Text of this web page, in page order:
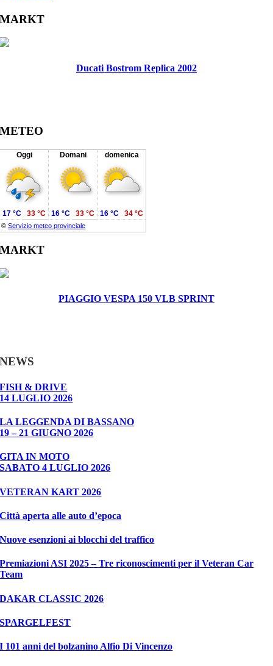
Facebook
Twitter
Reddit
LinkedIn
WhatsApp
Tumblr
Pinterest
Vk
Xing
Email
MARKT
Ducati Bostrom Replica 2002
METEO
Oggi Domani domenica
©Servizio meteo provinciale
17 °C 33 °C 16 °C 33 °C 16 °C 34 °C
MARKT
PIAGGIO VESPA 150 VLB SPRINT
NEWS
FISH & DRIVE
14 LUGLIO 2026
LA LEGGENDA DI BASSANO
19 – 21 GIUGNO 2026
GITA IN MOTO
SABATO 4 LUGLIO 2026
VETERAN KART 2026
Città aperta alle auto d’epoca
Nuove esenzioni ai blocchi del traffico
Premiazioni ASI 2025 – Tre riconoscimenti per il Veteran Car
Team
DAKAR CLASSIC 2026
SPARGELFEST
I 101 anni del bolzanino Alfio Di Vincenzo